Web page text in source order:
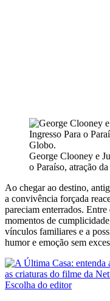
George Clooney e
o Paraíso, atração
Ao chegar ao destino,
a convivência forçada
pareciam enterrados. Entre
momentos de
vínculos familiares e a
humor e emoção sem
Escolha do editor